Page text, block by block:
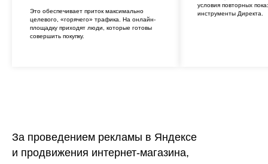
Это обеспечивает приток максимально
целевого, «горячего» трафика. На онлайн-
площадку приходят люди, которые готовы
совершить покупку.
условия повторных
инструменты Директа.
За проведением рекламы в Яндексе
и продвижения интернет-магазина,